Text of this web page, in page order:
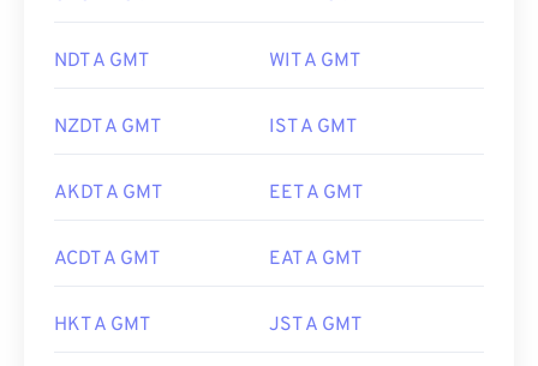
NDT A GMT WIT A GMT
NZDT A GMT IST A GMT
AKDT A GMT EET A GMT
ACDT A GMT EAT A GMT
HKT A GMT JST A GMT